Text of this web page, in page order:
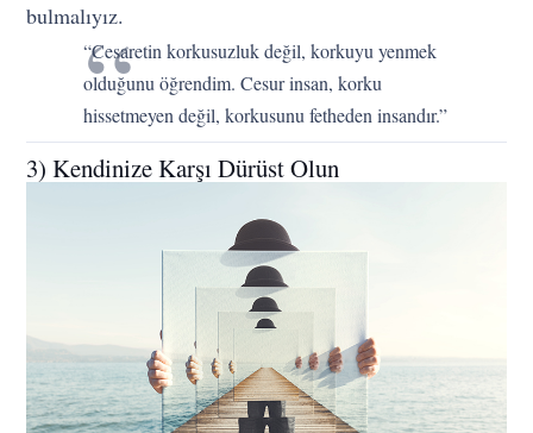
bulmalıyız.
“Cesaretin korkusuzluk değil, korkuyu yenmek
olduğunu öğrendim. Cesur insan, korku
hissetmeyen değil, korkusunu fetheden insandır.”
3) Kendinize Karşı Dürüst Olun